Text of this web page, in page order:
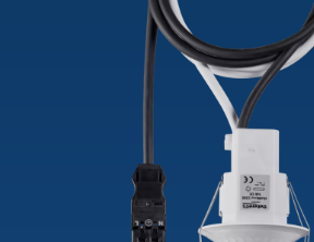
Smart Home
Detetores de presença e
Foco LED
Controlo da hora e da luz
Biblioteca de mídia
Seminários técnicos
Sistema de casa
Projetores de LED
Comutação e regulação de
Informações atuais
Linha direta
Pesquisador de produtos